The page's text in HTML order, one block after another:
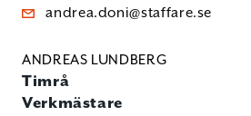
andrea.doni@staffare.se
ANDREAS LUNDBERG
Timrå
Verkmästare